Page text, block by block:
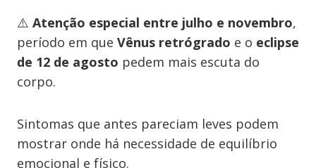
⚠️ Atenção especial entre julho e novembro,
período em que Vênus retrógrado e o eclipse
de 12 de agosto pedem mais escuta do
corpo.
Sintomas que antes pareciam leves podem
mostrar onde há necessidade de equilíbrio
emocional e físico.